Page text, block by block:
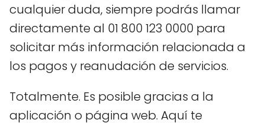
cualquier duda, siempre podrás llamar
directamente al 01 800 123 0000 para
solicitar más información relacionada a
los pagos y reanudación de servicios.
Totalmente. Es posible gracias a la
aplicación o página web. Aquí te